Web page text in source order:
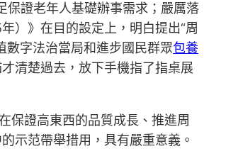
保證老年人基礎辦事需求；嚴厲落
》在目的設定上，明白提出“周
數字法治當局和進步國民群眾包養
清楚過去，放下手機指了指桌展
證高東西的品質成長、推進周
示范帶舉措用，具有嚴重意義。